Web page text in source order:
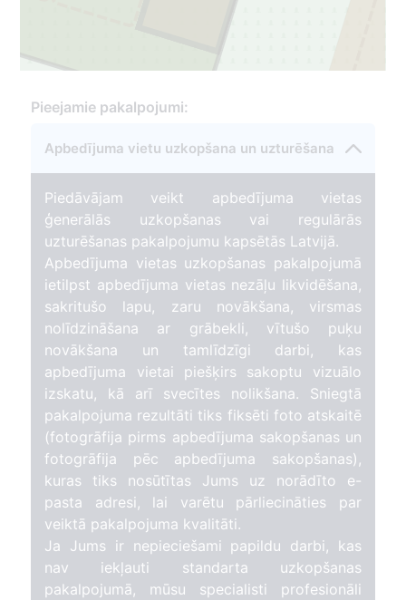
Pieejamie pakalpojumi:
Apbedījuma vietu uzkopšana un uzturēšana
Piedāvājam veikt apbedījuma vietas
ģenerālās uzkopšanas vai regulārās
uzturēšanas pakalpojumu kapsētās Latvijā.
Apbedījuma vietas uzkopšanas pakalpojumā
ietilpst apbedījuma vietas nezāļu likvidēšana,
sakritušo lapu, zaru novākšana, virsmas
nolīdzināšana ar grābekli, vītušo puķu
novākšana un tamlīdzīgi darbi, kas
apbedījuma vietai piešķirs sakoptu vizuālo
izskatu, kā arī svecītes nolikšana. Sniegtā
pakalpojuma rezultāti tiks fiksēti foto atskaitē
(fotogrāfija pirms apbedījuma sakopšanas un
fotogrāfija pēc apbedījuma sakopšanas),
kuras tiks nosūtītas Jums uz norādīto e-
pasta adresi, lai varētu pārliecināties par
veiktā pakalpojuma kvalitāti.
Ja Jums ir nepieciešami papildu darbi, kas
nav iekļauti standarta uzkopšanas
pakalpojumā, mūsu specialisti profesionāli